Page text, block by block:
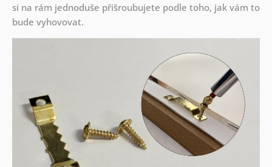
si na rám jednoduše přišroubujete podle toho, jak vám to
bude vyhovovat.